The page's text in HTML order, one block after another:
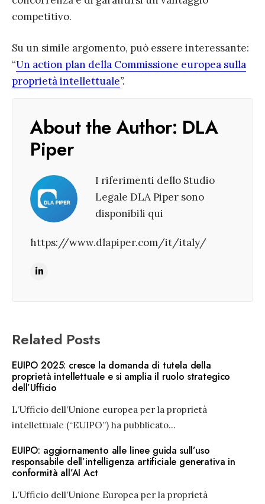
competitivo.
Su un simile argomento, può essere interessante:
“Un action plan della Commissione europea sulla
proprietà intellettuale”.
About the Author: DLA
Piper
I riferimenti dello Studio
Legale DLA Piper sono
disponibili qui
https://www.dlapiper.com/it/italy/
Related Posts
EUIPO 2025: cresce la domanda di tutela della
proprietà intellettuale e si amplia il ruolo strategico
dell’Ufficio
L’Ufficio dell’Unione europea per la proprietà
intellettuale (“EUIPO”) ha pubblicato...
EUIPO: aggiornamento alle linee guida sull’uso
responsabile dell’intelligenza artificiale generativa in
conformità all’AI Act
L’Ufficio dell’Unione Europea per la proprietà